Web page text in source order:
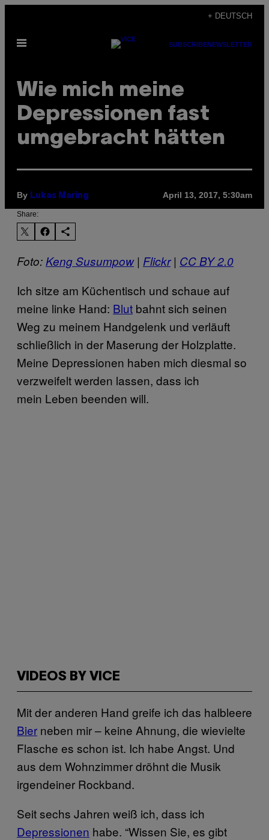
content
+ DEUTSCH
Open
SUBSCRIBENEWSLETTER
Wie mich meine
Depressionen fast
umgebracht hätten
By Lukas Maring April 13, 2017, 5:30am
Share:
Foto: Keng Susumpow| Flickr| CC BY 2.0
Ich sitze am Küchentisch und schaue auf
meine linke Hand: Blut bahnt sich seinen
Weg zu meinem Handgelenk und verläuft
schließlich in der Maserung der Holzplatte.
Meine Depressionen haben mich diesmal so
verzweifelt werden lassen, dass ich
mein Leben beenden will.
VIDEOS BY VICE
Mit der anderen Hand greife ich das halbleere
Bier neben mir – keine Ahnung, die wievielte
Flasche es schon ist. Ich habe Angst. Und
aus dem Wohnzimmer dröhnt die Musik
irgendeiner Rockband.
Seit sechs Jahren weiß ich, dass ich
Depressionen habe. “Wissen Sie, es gibt